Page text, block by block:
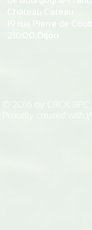
© 2016 by CRCK BFC.